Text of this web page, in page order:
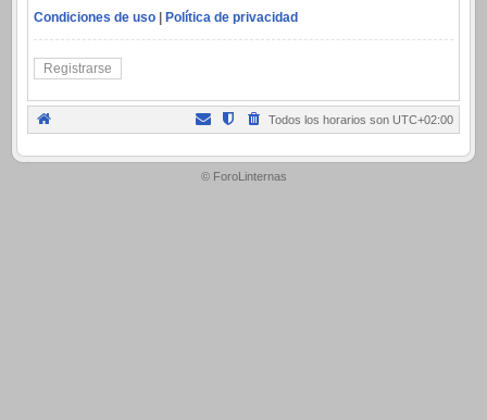
Condiciones de uso | Política de privacidad
Registrarse
Todos los horarios son UTC+02:00
.
© ForoLinternas